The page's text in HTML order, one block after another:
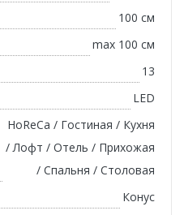
100 см
max 100 см
13
LED
HoReCa / Гостиная / Кухня
/ Лофт / Отель / Прихожая
/ Спальня / Столовая
Конус